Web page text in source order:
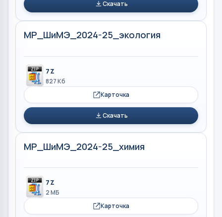
Скачать
МР_ШиМЭ_2024-25_экология
7Z
827 Кб
Карточка
Скачать
МР_ШиМЭ_2024-25_химия
7Z
2 МБ
Карточка